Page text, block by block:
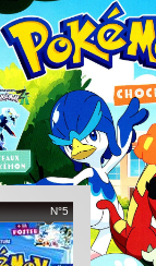
N°5